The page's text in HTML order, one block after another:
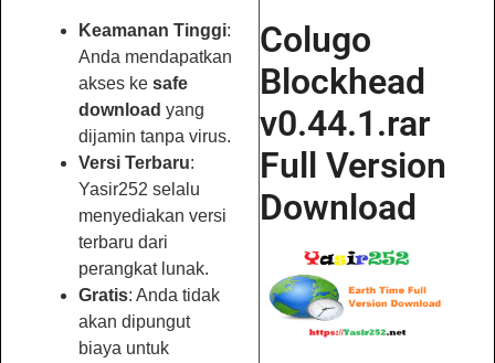
Keamanan Tinggi:
Anda mendapatkan
akses ke safe
download yang
dijamin tanpa virus.
Versi Terbaru:
Yasir252 selalu
menyediakan versi
terbaru dari
perangkat lunak.
Gratis: Anda tidak
akan dipungut
biaya untuk
Colugo
Blockhead
v0.44.1.rar
Full Version
Download